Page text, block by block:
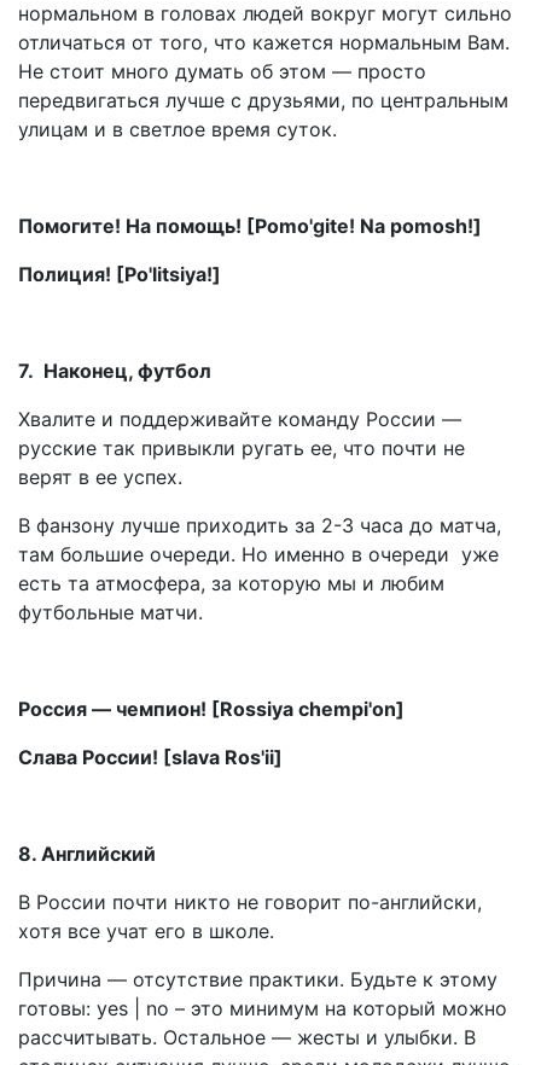
нормальном в головах людей вокруг могут сильно
отличаться от того, что кажется нормальным Вам.
Не стоит много думать об этом — просто
передвигаться лучше с друзьями, по центральным
улицам и в светлое время суток.
Помогите! На помощь! [Pomo'gite! Na pomosh!]
Полиция! [Po'litsiya!]
7. Наконец, футбол
Хвалите и поддерживайте команду России —
русские так привыкли ругать ее, что почти не
верят в ее успех.
В фанзону лучше приходить за 2-3 часа до матча,
там большие очереди. Но именно в очереди уже
есть та атмосфера, за которую мы и любим
футбольные матчи.
Россия — чемпион! [Rossiya chempi'on]
Слава России! [slava Ros'ii]
8. Английский
В России почти никто не говорит по-английски,
хотя все учат его в школе.
Причина — отсутствие практики. Будьте к этому
готовы: yes | no – это минимум на который можно
рассчитывать. Остальное — жесты и улыбки. В